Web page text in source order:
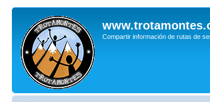
Compartir información de rutas de